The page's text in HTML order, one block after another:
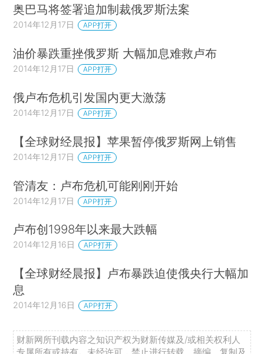
奥巴马将签署追加制裁俄罗斯法案
2014年12月17日 APP打开
油价暴跌重挫俄罗斯 大幅加息难救卢布
2014年12月17日 APP打开
俄卢布危机引发国内更大激荡
2014年12月17日 APP打开
【全球财经晨报】苹果暂停俄罗斯网上销售
2014年12月17日 APP打开
管清友：卢布危机可能刚刚开始
2014年12月17日 APP打开
卢布创1998年以来最大跌幅
2014年12月16日 APP打开
【全球财经晨报】卢布暴跌迫使俄央行大幅加
息
2014年12月16日 APP打开
财新网所刊载内容之知识产权为财新传媒及/或相关权利人
专属所有或持有。未经许可，禁止进行转载、摘编、复制及